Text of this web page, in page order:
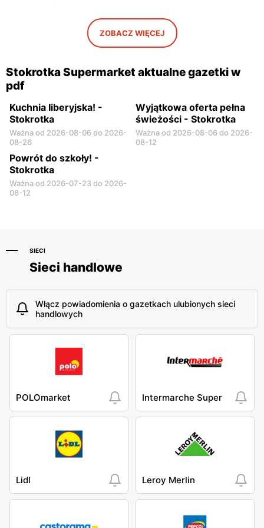
ZOBACZ WIĘCEJ
Stokrotka Supermarket aktualne gazetki w
pdf
Kuchnia Iiberyjska! -
Stokrotka
Ważna od 2026-08-06 do 2026-
08-26
Wyjątkowa oferta pełna
świeżości - Stokrotka
Ważna od 2026-08-06 do 2026-
08-12
Powrót do szkoły! -
Stokrotka
Ważna od 2026-07-23 do 2026-
08-12
SIECI
Sieci handlowe
Włącz powiadomienia o gazetkach ulubionych sieci
handlowych
POLOmarket Intermarche Super
Lidl Leroy Merlin